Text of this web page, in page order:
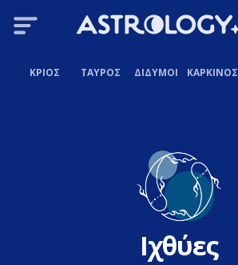
ΚΡΙΟΣ ΤΑΥΡΟΣ ΔΙΔΥΜΟΙ ΚΑΡΚΙΝΟΣ
Ιχθύες